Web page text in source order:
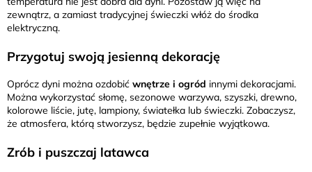
zewnątrz, a zamiast tradycyjnej świeczki włóż do środka
elektryczną.
Przygotuj swoją jesienną dekorację
Oprócz dyni można ozdobić wnętrze i ogród innymi dekoracjami.
Można wykorzystać słomę, sezonowe warzywa, szyszki, drewno,
kolorowe liście, jutę, lampiony, światełka lub świeczki. Zobaczysz,
że atmosfera, którą stworzysz, będzie zupełnie wyjątkowa.
Zrób i puszczaj latawca